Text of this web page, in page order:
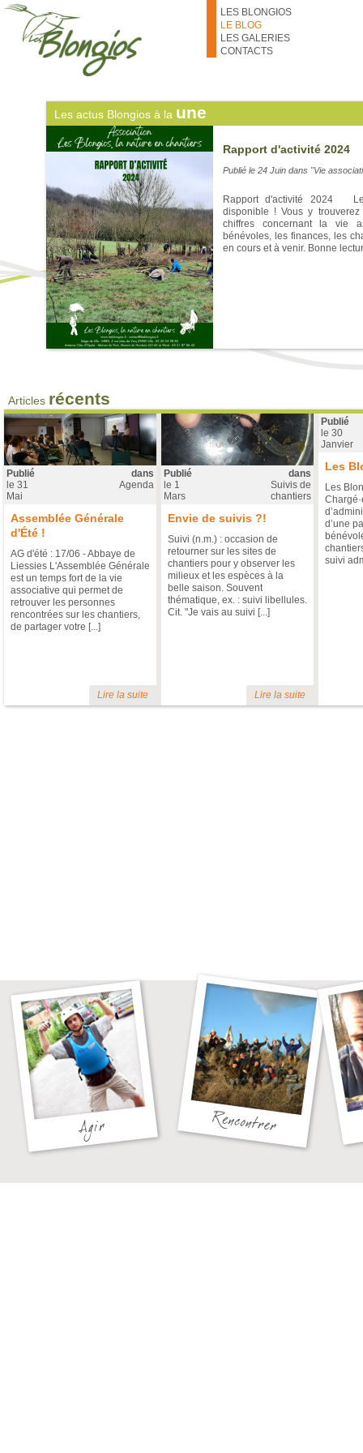
Aller au contenu principal
LES BLONGIOS
LE BLOG
LES GALERIES
CONTACTS
Les actus Blongios à la une
numéros des bénévoles qui
de fil pour s'inscrire ! À très
Rapport d'activité 2024
Publié le 24 Juin dans "Vie
Rapport d'activité 2024
disponible ! Vous y
chiffres concernant la vie
bénévoles, les finances, les
en cours et à venir. Bonne
Rapport d'activité 2023 Il est
les éléments et chiffres de
chantiers de bénévoles,
projets en cours et à venir.
Les Blongios recrutent !
Publié le 11 Décembre
des milieux naturels et
France et ailleurs en France
Articles récents
Publié
le 31
Mai
dans
Agenda
Assemblée Générale
d'Été !
AG d'été : 17/06 - Abbaye de
Liessies L'Assemblée Générale
est un temps fort de la vie
associative qui permet de
retrouver les personnes
rencontrées sur les chantiers,
de partager votre [...]
Lire la suite
Publié
le 1
Mars
dans
Suivis de
chantiers
Envie de suivis ?!
Suivi (n.m.) : occasion de
retourner sur les sites de
chantiers pour y observer les
milieux et les espèces à la
belle saison. Souvent
thématique, ex. : suivi libellules.
Cit. "Je vais au suivi [...]
Lire la suite
Publié
le 30
Janvier
Les
Les
d’une
suivi